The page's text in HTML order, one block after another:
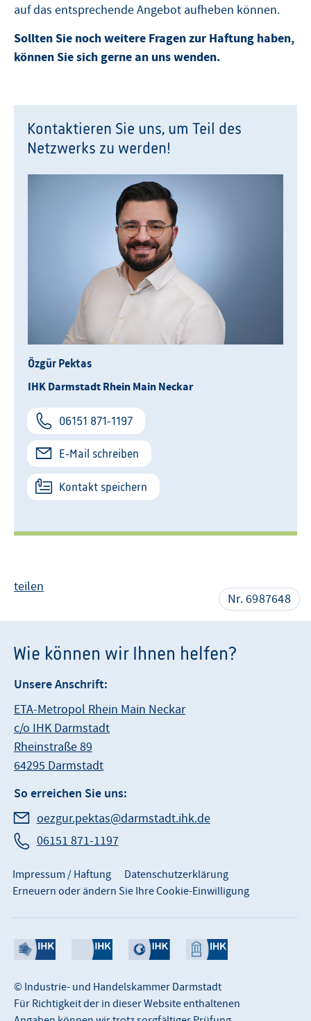
auf das entsprechende Angebot aufheben können.
Sollten Sie noch weitere Fragen zur Haftung haben,
können Sie sich gerne an uns wenden.
Kontaktieren Sie uns, um Teil des
Netzwerks zu werden!
Özgür Pektas
IHK Darmstadt Rhein Main Neckar
06151 871-1197
E-Mail schreiben
Kontakt speichern
Nr. 6987648
teilen
Wie können wir Ihnen helfen?
Unsere Anschrift:
ETA-Metropol Rhein Main Neckar
c/o IHK Darmstadt
Rheinstraße 89
64295 Darmstadt
So erreichen Sie uns:
oezgur.pektas@darmstadt.ihk.de
06151 871-1197
© Industrie- und Handelskammer Darmstadt
Für Richtigkeit der in dieser Website enthaltenen
Impressum / Haftung
Datenschutzerklärung
Erneuern oder ändern Sie Ihre Cookie-Einwilligung